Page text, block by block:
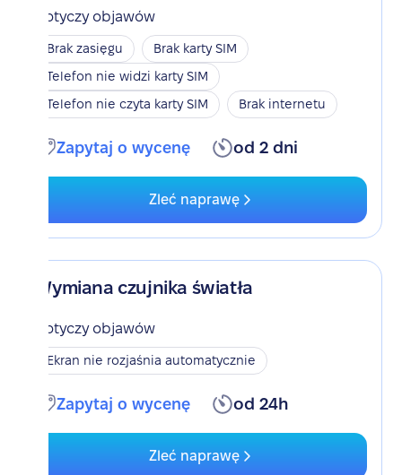
Dotyczy objawów
Brak zasięgu
Brak karty SIM
Telefon nie widzi karty SIM
Telefon nie czyta karty SIM
Brak internetu
Zapytaj o wycenę od 2 dni
Zleć naprawę
Wymiana czujnika światła
Dotyczy objawów
Ekran nie rozjaśnia automatycznie
Zapytaj o wycenę od 24h
Zleć naprawę